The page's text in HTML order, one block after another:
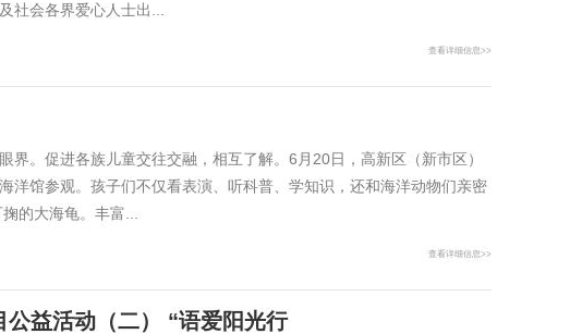
社会各界爱心人士出...
查看详细信息>>
。促进各族儿童交往交融，相互了解。6月20日，高新区（新市区）
洋馆参观。孩子们不仅看表演、听科普、学知识，还和海洋动物们亲密
的大海龟。丰富...
查看详细信息>>
益活动（二） “语爱阳光行